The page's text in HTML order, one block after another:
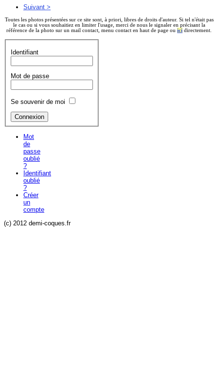
Suivant >
Toutes les photos présentées sur ce site sont, à priori, libres de droits d'auteur. Si tel n'était pas
le cas ou si vous souhaitiez en limiter l'usage, merci de nous le signaler en précisant la
référence de la photo sur un mail contact, menu contact en haut de page ou ici directement.
Identifiant
Mot de passe
Se souvenir de moi
Mot
de
passe
oublié
?
Identifiant
oublié
?
Créer
un
compte
(c) 2012 demi-coques.fr